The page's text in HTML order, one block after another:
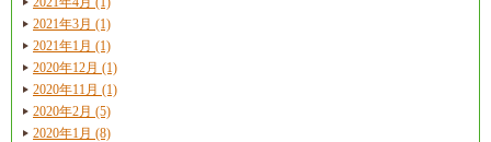
2021年3月 (1)
2021年1月 (1)
2020年12月 (1)
2020年11月 (1)
2020年2月 (5)
2020年1月 (8)